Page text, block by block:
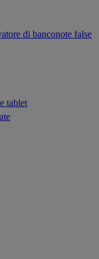
di banconote false
tablet